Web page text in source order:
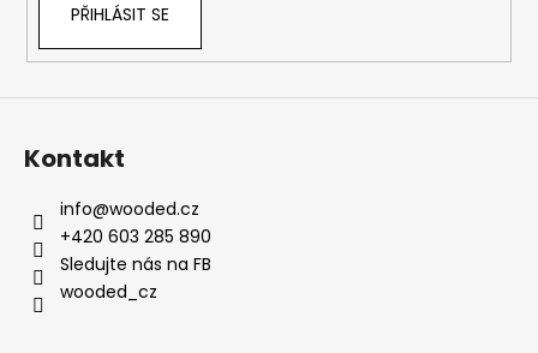
ý
p
PŘIHLÁSIT SE
Kontakt
info@wooded.cz
+420 603 285 890
Sledujte nás na FB
wooded_cz